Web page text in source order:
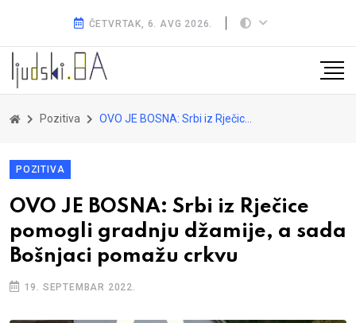
ČETVRTAK, 6. AVG 2026.
Pozitiva OVO JE BOSNA: Srbi iz Rječice pomogli gradnju džamije, a sada Bošnjaci pomažu crkvu
POZITIVA
OVO JE BOSNA: Srbi iz Rječice
pomogli gradnju džamije, a sada
Bošnjaci pomažu crkvu
19. SEPTEMBAR 2022.